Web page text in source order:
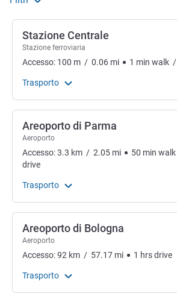
Stazione Centrale
Stazione ferroviaria
Accesso: 100 m / 0.06 mi 1 min walk /
Trasporto
Areoporto di Parma
Aeroporto
Accesso:3.3 km / 2.05 mi 50 min walk
drive
Trasporto
Areoporto di Bologna
Aeroporto
Accesso:92 km / 57.17 mi 1 hrsdrive
Trasporto